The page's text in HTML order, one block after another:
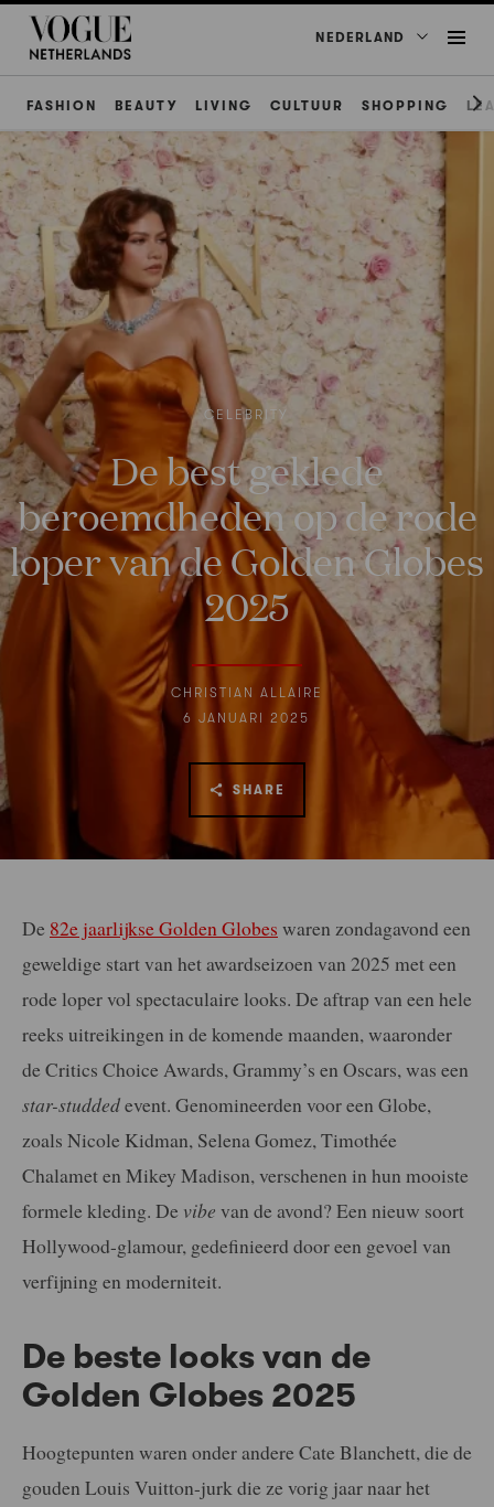
NEDERLAND
FASHION BEAUTY LIVING CULTUUR SHOPPING
CELEBRITY
De best geklede
beroemdheden op de rode
loper van de Golden Globes
2025
CHRISTIAN ALLAIRE
6 JANUARI 2025
SHARE
De 82e jaarlijkse Golden Globes waren zondagavond een
geweldige start van het awardseizoen van 2025 met een
rode loper vol spectaculaire looks. De aftrap van een hele
reeks uitreikingen in de komende maanden, waaronder
de Critics Choice Awards, Grammy’s en Oscars, was een
star-studdedevent. Genomineerden voor een Globe,
zoals Nicole Kidman, Selena Gomez, Timothée
Chalamet en Mikey Madison, verschenen in hun mooiste
formele kleding. De vibe van de avond? Een nieuw soort
Hollywood-glamour, gedefinieerd door een gevoel van
verfijning en moderniteit.
De beste looks van de
Golden Globes 2025
Hoogtepunten waren onder andere Cate Blanchett, die de
gouden Louis Vuitton-jurk die ze vorig jaar naar het